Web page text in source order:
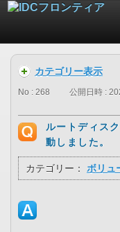
カテゴリー表示
No : 268 公開日時 :
ルートディス
動しました。
カテゴリー： ボリュ